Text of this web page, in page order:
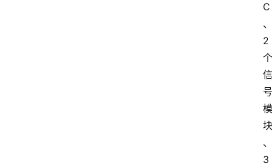
C
、
2
个
信
号
模
块
、
3